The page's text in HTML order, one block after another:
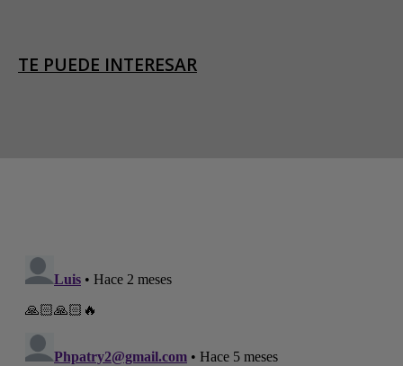
TE PUEDE INTERESAR